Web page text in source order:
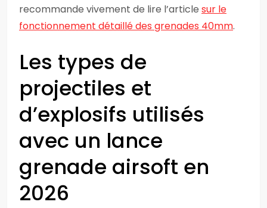
recommande vivement de lire l’article sur le
fonctionnement détaillé des grenades 40mm.
Les types de
projectiles et
d’explosifs utilisés
avec un lance
grenade airsoft en
2026